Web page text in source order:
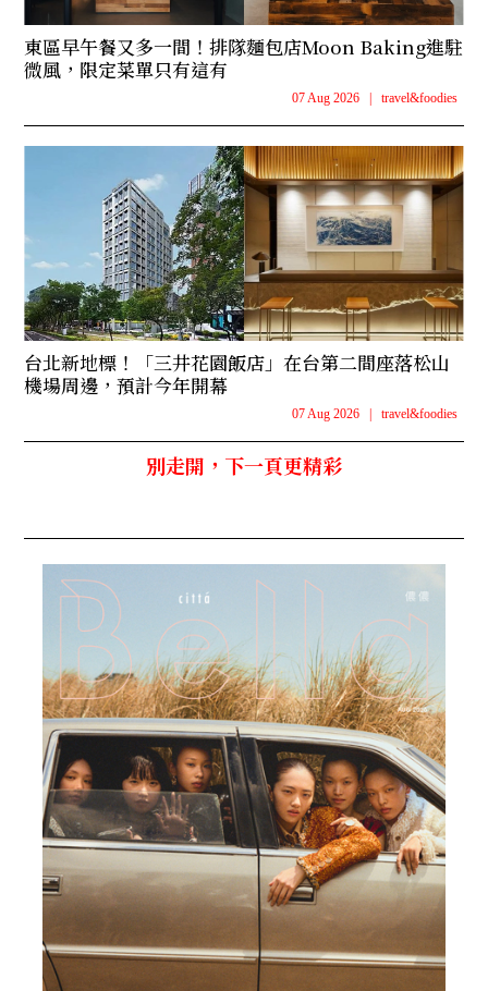
東區早午餐又多一間！排隊麵包店Moon Baking進駐
微風，限定菜單只有這有
07 Aug 2026 | travel&foodies
台北新地標！「三井花園飯店」在台第二間座落松山
機場周邊，預計今年開幕
07 Aug 2026 | travel&foodies
別走開，下一頁更精彩